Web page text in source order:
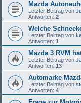
Mazda
Letzter Beitrag von
Antworten: 2
Welche
Letzter Beitrag von
Antworten: 1
Mazda 3 RVM
Letzter Beitrag von
Antworten: 13
Automarke
Letzter Beitrag von
Antworten: 4